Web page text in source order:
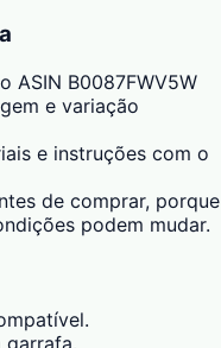
ASIN B0087FWV5W
e variação
e instruções com o
de comprar, porque
podem mudar.